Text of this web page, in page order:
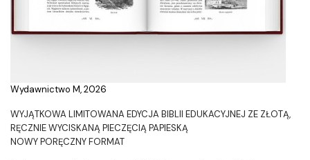
Wydawnictwo M, 2026
WYJĄTKOWA LIMITOWANA EDYCJA BIBLII EDUKACYJNEJ ZE ZŁOTĄ,
RĘCZNIE WYCISKANĄ PIECZĘCIĄ PAPIESKĄ
NOWY PORĘCZNY FORMAT